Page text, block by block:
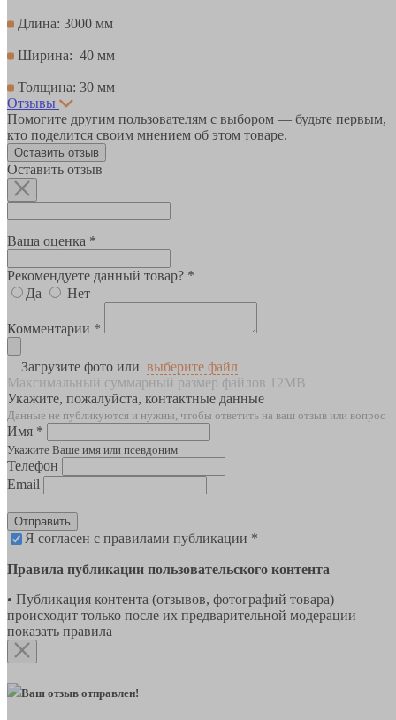
Длина: 3000 мм
Ширина: 40 мм
Толщина: 30 мм
Отзывы
Помогите другим пользователям с выбором — будьте первым,
кто поделится своим мнением об этом товаре.
Оставить отзыв
Оставить отзыв
Ваша оценка *
Рекомендуете данный товар? *
Да
Нет
Комментарии *
Загрузите фото или выберите файл
Максимальный суммарный размер файлов 12MB
Укажите, пожалуйста, контактные данные
Данные не публикуются и нужны, чтобы ответить на ваш отзыв или вопрос
Имя *
Укажите Ваше имя или псевдоним
Телефон
Email
Отправить
Я согласен с правилами публикации *
Правила публикации пользовательского контента
• Публикация контента (отзывов, фотографий товара)
происходит только после их предварительной модерации
показать правила
Ваш отзыв отправлен!